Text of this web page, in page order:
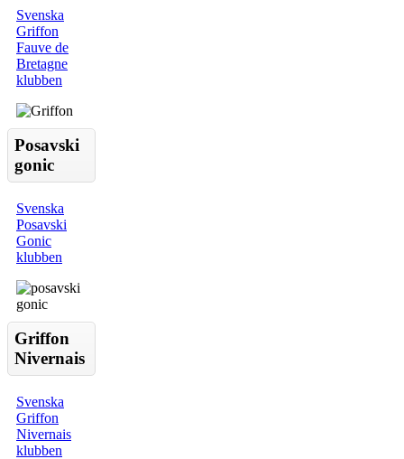
Svenska
Griffon
Fauve de
Bretagne
klubben
Posavski
gonic
Svenska
Posavski
Gonic
klubben
Griffon
Nivernais
Svenska
Griffon
Nivernais
klubben